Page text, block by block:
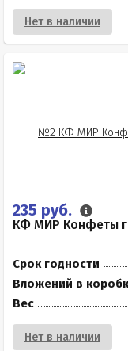
Нет в наличии
235 руб.
КФ МИР Конфеты
Срок годности
Вложений в
Вес
Нет в наличии